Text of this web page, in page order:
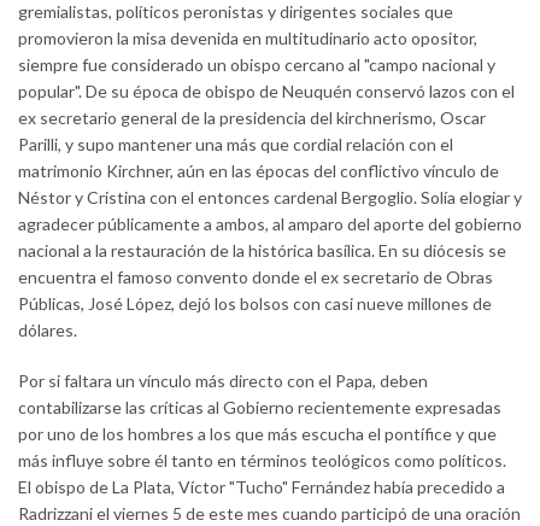
gremialistas, políticos peronistas y dirigentes sociales que
promovieron la misa devenida en multitudinario acto opositor,
siempre fue considerado un obispo cercano al "campo nacional y
popular". De su época de obispo de Neuquén conservó lazos con el
ex secretario general de la presidencia del kirchnerismo, Oscar
Parilli, y supo mantener una más que cordial relación con el
matrimonio Kirchner, aún en las épocas del conflictivo vínculo de
Néstor y Cristina con el entonces cardenal Bergoglio. Solía elogiar y
agradecer públicamente a ambos, al amparo del aporte del gobierno
nacional a la restauración de la histórica basílica. En su diócesis se
encuentra el famoso convento donde el ex secretario de Obras
Públicas, José López, dejó los bolsos con casi nueve millones de
dólares.
Por si faltara un vínculo más directo con el Papa, deben
contabilizarse las críticas al Gobierno recientemente expresadas
por uno de los hombres a los que más escucha el pontífice y que
más influye sobre él tanto en términos teológicos como políticos.
El obispo de La Plata, Víctor "Tucho" Fernández había precedido a
Radrizzani el viernes 5 de este mes cuando participó de una oración